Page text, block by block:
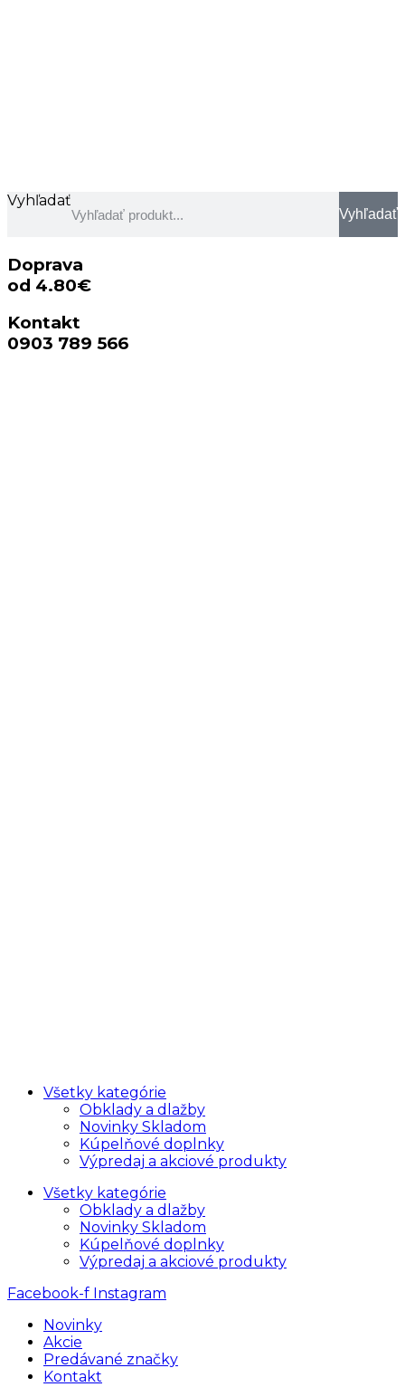
Vyhľadať
Vyhľadať
Doprava
od 4.80€
Kontakt
0903 789 566
Všetky kategórie
Obklady a dlažby
Novinky Skladom
Kúpelňové doplnky
Výpredaj a akciové produkty
Všetky kategórie
Obklady a dlažby
Novinky Skladom
Kúpelňové doplnky
Výpredaj a akciové produkty
Facebook-f Instagram
Novinky
Akcie
Predávané značky
Kontakt